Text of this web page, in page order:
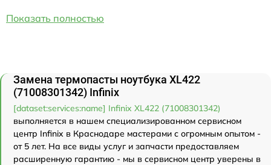
Показать полностью
Замена термопасты ноутбука XL422
(71008301342) Infinix
[dataset:services:name] Infinix XL422 (71008301342)
выполняется в нашем специализированном сервисном
центр Infinix в Краснодаре мастерами с огромным опытом -
от 5 лет. На все виды услуг и запчасти предоставляем
расширенную гарантию - мы в сервисном центр уверены в